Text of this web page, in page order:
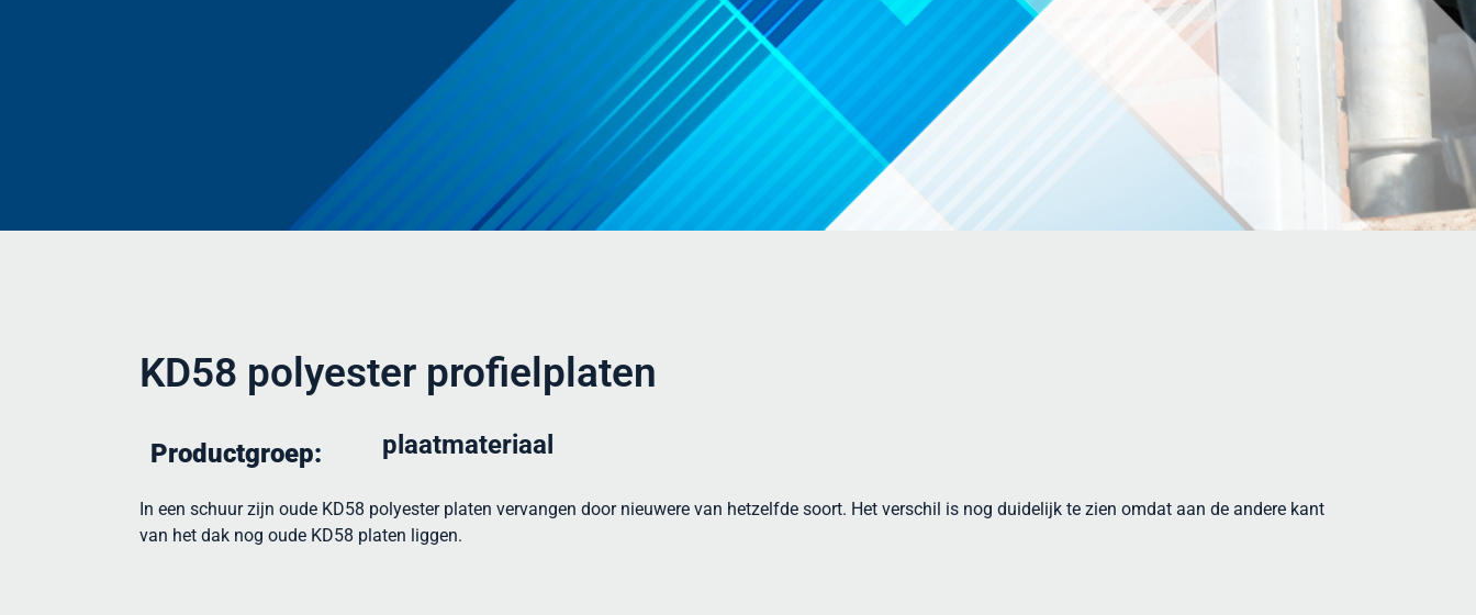
KD58 polyester profielplaten
Productgroep: plaatmateriaal
In een schuur zijn oude KD58 polyester platen vervangen door nieuwere van hetzelfde soort. Het verschil is nog duidelijk te zien omdat aan de andere kant
van het dak nog oude KD58 platen liggen.